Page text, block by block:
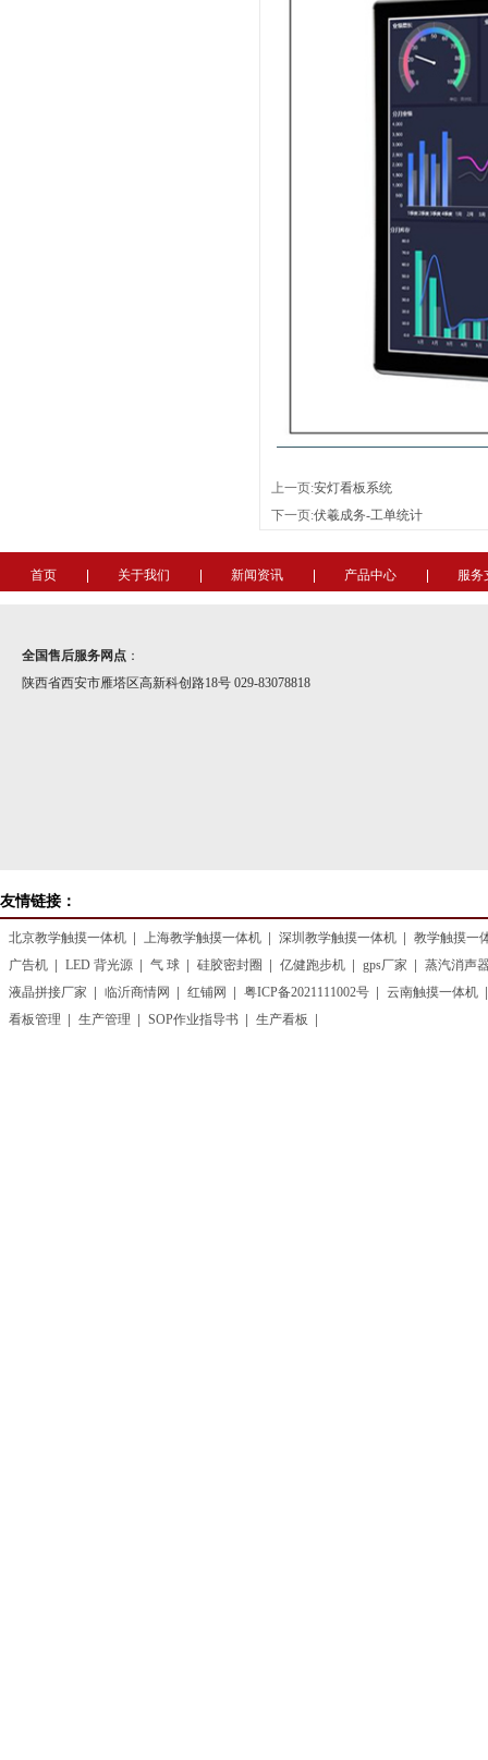
上一页:安灯看板系统
下一页:伏羲成务-工单统计
首页 关于我们 新闻资讯 产品中心 服务
全国售后服务网点 ：
陕西省西安市雁塔区高新科创路18号 029-83078818
友情链接：
北京教学触摸一体机 上海教学触摸一体机 深圳教学触摸一体机
教学触摸一
广告机
LED 背光源 气 球 硅胶密封圈 亿健跑步机 gps厂家
蒸汽消声
液晶拼接厂家
临沂商情网 红铺网 粤ICP备2021111002号
云南触摸一体机
看板管理
生产管理 SOP作业指导书 生产看板